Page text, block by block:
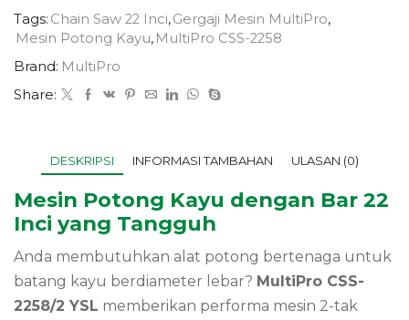
Tags: Chain Saw 22 Inci,Gergaji Mesin MultiPro,
Mesin Potong Kayu, MultiPro CSS-2258
Brand: MultiPro
Share:
DESKRIPSI INFORMASI TAMBAHAN ULASAN (0)
Mesin Potong Kayu dengan Bar 22
Inci yang Tangguh
Anda membutuhkan alat potong bertenaga untuk
batang kayu berdiameter lebar? MultiPro CSS-
2258/2 YSL memberikan performa mesin 2-tak